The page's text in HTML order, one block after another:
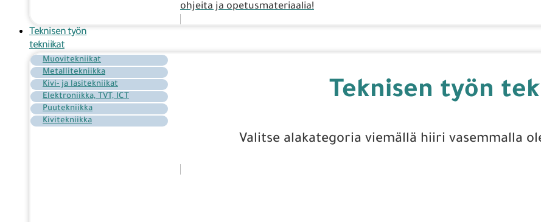
ohjeita ja opetusmateriaalia!
Teknisen työn
tekniikat
Muovitekniikat
Metallitekniikka
Kivi- ja lasitekniikat
Elektroniikka, TVT, ICT
Puutekniikka
Kivitekniikka
Teknisen työn
Valitse alakategoria viemällä hiiri vasemmalla